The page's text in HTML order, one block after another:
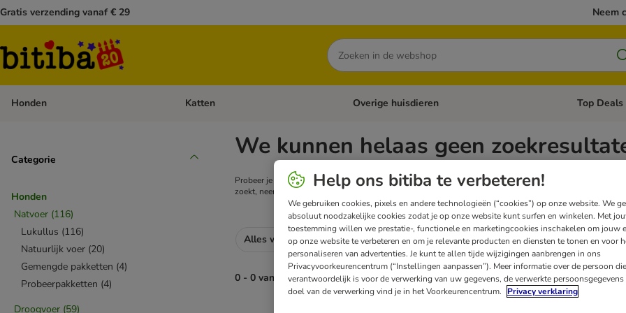
Gratis verzending vanaf € 29 Neem
Zoeken
Honden Open categoriemenu: Honden
Katten Open categoriemenu: Katten
Overige huisdieren Open
Top Deals
Categorie
Honden
Natvoer (116)
Lukullus (116)
Natuurlijk voer (20)
Gemengde pakketten (4)
Probeerpakketten (4)
Droogvoer (59)
We kunnen helaas geen
Probeer je zoekopdracht opnieuw: controleer op eventuele typefouten in de woorden die je hebt
zoekt, neem dan gerust contact op met onze
Alles wissen delete:Honden delete:Droogvoer delete:Natvoer
0 - 0 van 0 resultaten
Help ons bitiba te verbeteren!
We gebruiken cookies, pixels en andere technologieën (“cookies”) op onze website. We
absoluut noodzakelijke cookies zodat je op onze website kunt surfen en winkelen. Met
toestemming willen we prestatie-, functionele en marketingcookies inschakelen om jouw
op onze website te verbeteren en om je relevante producten en diensten te tonen en voor
personaliseren van advertenties. Je kunt te allen tijde wijzigingen aanbrengen in ons
Privacyvoorkeurencentrum (“Instellingen aanpassen”). Meer informatie over de persoon die
verantwoordelijk is voor de verwerking van uw gegevens, de verwerkte persoonsgegevens
doel van de verwerking vind je in het Voorkeurencentrum.
Privacy verklaring